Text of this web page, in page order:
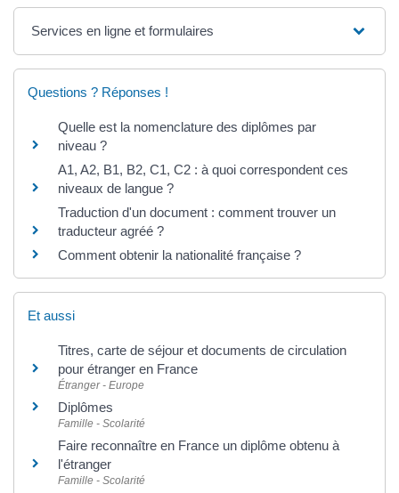
Services en ligne et formulaires
Questions ? Réponses !
Quelle est la nomenclature des diplômes par
niveau ?
A1, A2, B1, B2, C1, C2 : à quoi correspondent ces
niveaux de langue ?
Traduction d'un document : comment trouver un
traducteur agréé ?
Comment obtenir la nationalité française ?
Et aussi
Titres, carte de séjour et documents de circulation
pour étranger en France
Étranger - Europe
Diplômes
Famille - Scolarité
Faire reconnaître en France un diplôme obtenu à
l'étranger
Famille - Scolarité